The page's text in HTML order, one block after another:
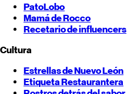
PatoLobo
Mamá de Rocco
Recetario de influencers
Cultura
Estrellas deNuevo León
Etiqueta Restaurantera